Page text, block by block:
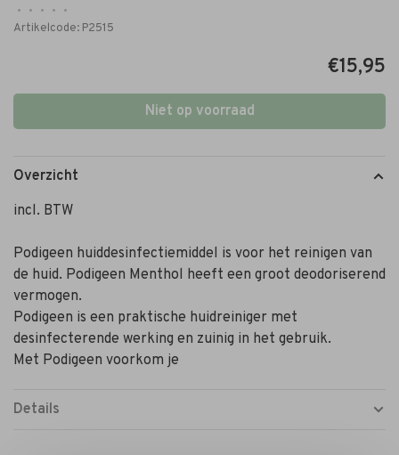
• • • •
•
Artikelcode: P2515
€15,95
Niet op voorraad
Overzicht
incl. BTW
Podigeen huiddesinfectiemiddel is voor het reinigen van
de huid. Podigeen Menthol heeft een groot deodoriserend
vermogen.
Podigeen is een praktische huidreiniger met
desinfecterende werking en zuinig in het gebruik.
Met Podigeen voorkom je
Details